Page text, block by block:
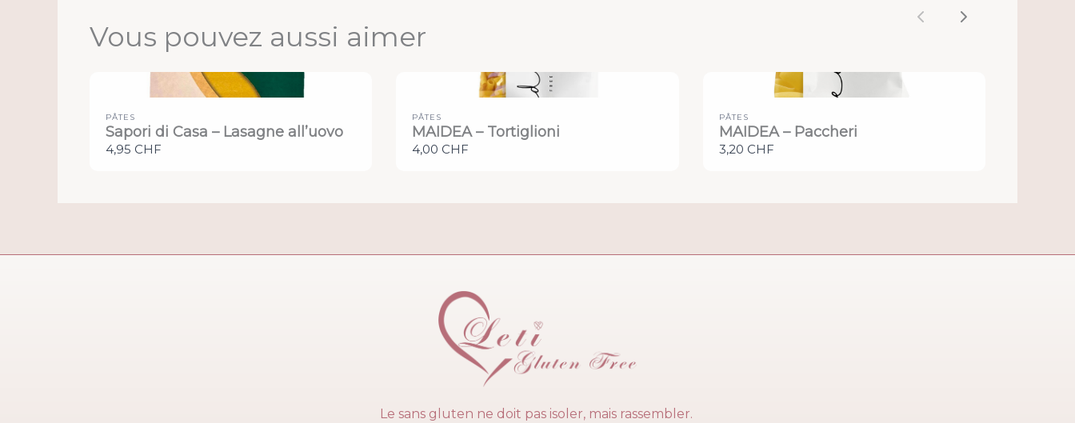
Vous pouvez aussi aimer Previous
Next
PÂTES
Sapori di Casa – Lasagne all’uovo
4,95 CHF
PÂTES
MAIDEA – Tortiglioni
4,00 CHF
PÂTES
MAIDEA – Paccheri
3,20 CHF
Le sans gluten ne doit pas isoler, mais rassembler.